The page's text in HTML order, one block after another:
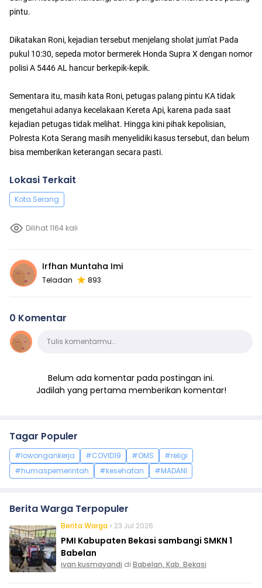
pintu.
Dikatakan Roni, kejadian tersebut menjelang sholat jum'at Pada
pukul 10:30, sepeda motor bermerek Honda Supra X dengan nomor
polisi A 5446 AL hancur berkepik-kepik.
Sementara itu, masih kata Roni, petugas palang pintu KA tidak
mengetahui adanya kecelakaan Kereta Api, karena pada saat
kejadian petugas tidak melihat. Hingga kini pihak kepolisian,
Polresta Kota Serang masih menyelidiki kasus tersebut, dan belum
bisa memberikan keterangan secara pasti.
Lokasi Terkait
Kota Serang
Dilihat 1164 kali
Irfhan Muntaha Imi
Teladan 893
0 Komentar
KomentarTulis komentarmu…
Belum ada komentar pada postingan ini.
Jadilah yang pertama memberikan komentar!
Tagar Populer
#lowongankerja #COVID19 #OMS
#religi
#humaspemerintah
#kesehatan #MADANI
Berita Warga Terpopuler
Berita Warga • 23 Jul 2026
PMI Kabupaten Bekasi sambangi SMKN 1
Babelan
ivan kusmayandi di Babelan, Kab. Bekasi